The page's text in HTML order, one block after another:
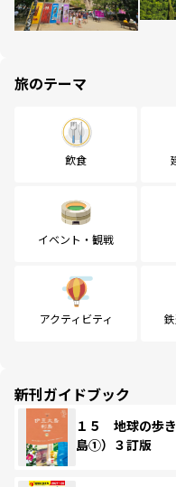
旅のテーマ
飲食
イベント・観戦
アクティビティ
新刊ガイドブック
１５ 地球の歩
島①）３訂版